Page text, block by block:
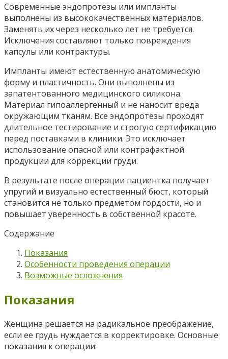
Современные эндопротезы или импланты
выполнены из высококачественных материалов.
Заменять их через несколько лет не требуется.
Исключения составляют только повреждения
капсулы или контрактуры.
Импланты имеют естественную анатомическую
форму и пластичность. Они выполнены из
запатентованного медицинского силикона.
Материал гипоаллергенный и не наносит вреда
окружающим тканям. Все эндопротезы проходят
длительное тестирование и строгую сертификацию
перед поставками в клиники. Это исключает
использование опасной или контрафактной
продукции для коррекции груди.
В результате после операции пациентка получает
упругий и визуально естественный бюст, который
становится не только предметом гордости, но и
повышает уверенность в собственной красоте.
Содержание
Показания
Особенности проведения операции
Возможные осложнения
Показания
Женщина решается на радикальное преображение,
если ее грудь нуждается в корректировке. Основные
показания к операции: